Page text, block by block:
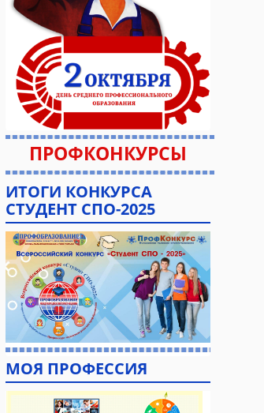
ПРОФКОНКУРСЫ
ИТОГИ КОНКУРСА
СТУДЕНТ СПО-2025
МОЯ ПРОФЕССИЯ